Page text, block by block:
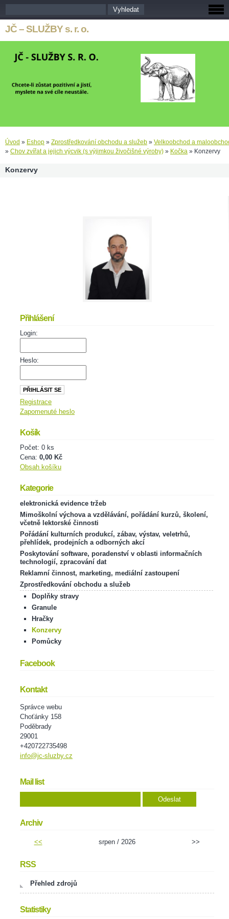
JČ – SLUŽBY s. r. o.
Úvod » Eshop » Zprostředkování obchodu a služeb » Velkoobchod a
» Chov zvířat a jejich výcvik (s výjimkou živočišné výroby) » Kočka » Konzervy
Konzervy
Přihlášení
Login:
Heslo:
Registrace
Zapomenuté heslo
Košík
Počet: 0 ks
Cena: 0,00 Kč
Obsah košíku
Kategorie
elektronická evidence tržeb
Mimoškolní výchova a vzdělávání, pořádání kurzů, školení,
včetně lektorské činnosti
Pořádání kulturních produkcí, zábav, výstav, veletrhů,
přehlídek, prodejních a odborných akcí
Poskytování software, poradenství v oblasti informačních
technologií, zpracování dat
Reklamní činnost, marketing, mediální zastoupení
Zprostředkování obchodu a služeb
Doplňky stravy
Granule
Hračky
Konzervy
Pomůcky
Facebook
Kontakt
Správce webu
Choťánky 158
Poděbrady
29001
+420722735498
info@jc-sluzby.cz
Mail list
Archiv
<< srpen / 2026 >>
RSS
Přehled zdrojů
Statistiky